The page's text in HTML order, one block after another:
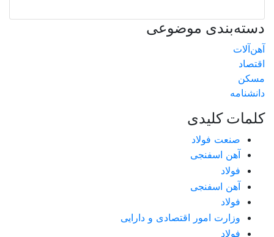
دسته‌بندی موضوعی
آهن‌آلات
اقتصاد
مسکن
دانشنامه
کلمات کلیدی
صنعت فولاد
آهن اسفنجی
فولاد
آهن اسفنجی
فولاد
وزارت امور اقتصادی و دارایی
فولاد